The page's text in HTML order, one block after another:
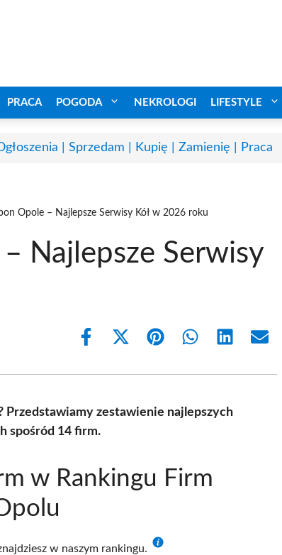
PRACA POGODA NEKROLOGI LIFESTYLE
| Sprzedam | Kupię | Zamienię | Praca
Opole – Najlepsze Serwisy Kół w 2026 roku
Najlepsze Serwisy
Share
Share
(Twitter)
Share Share Share Share
Przedstawiamy zestawienie najlepszych
spośród 14 firm.
w Rankingu Firm
w naszym rankingu.